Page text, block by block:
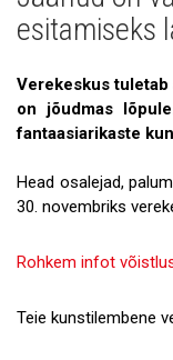
Galerii
Koostöö
Tule tööle!
Tule
esitamiseks
Verekeskus
on jõudmas
fantaasiarikaste
Head osalejad,
30. novembriks
Rohkem infot
Teie kunstilembene